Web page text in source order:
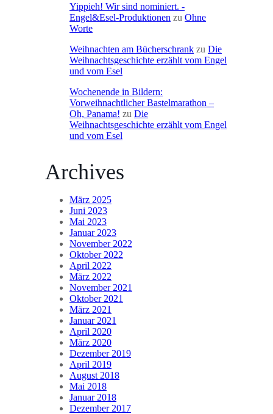
Yippieh! Wir sind nominiert. -
Engel&Esel-Produktionen zu Ohne
Worte
Weihnachten am Bücherschrank zu Die
Weihnachtsgeschichte erzählt vom Engel
und vom Esel
Wochenende in Bildern:
Vorweihnachtlicher Bastelmarathon –
Oh, Panama! zu Die
Weihnachtsgeschichte erzählt vom Engel
und vom Esel
Archives
März 2025
Juni 2023
Mai 2023
Januar 2023
November 2022
Oktober 2022
April 2022
März 2022
November 2021
Oktober 2021
März 2021
Januar 2021
April 2020
März 2020
Dezember 2019
April 2019
August 2018
Mai 2018
Januar 2018
Dezember 2017